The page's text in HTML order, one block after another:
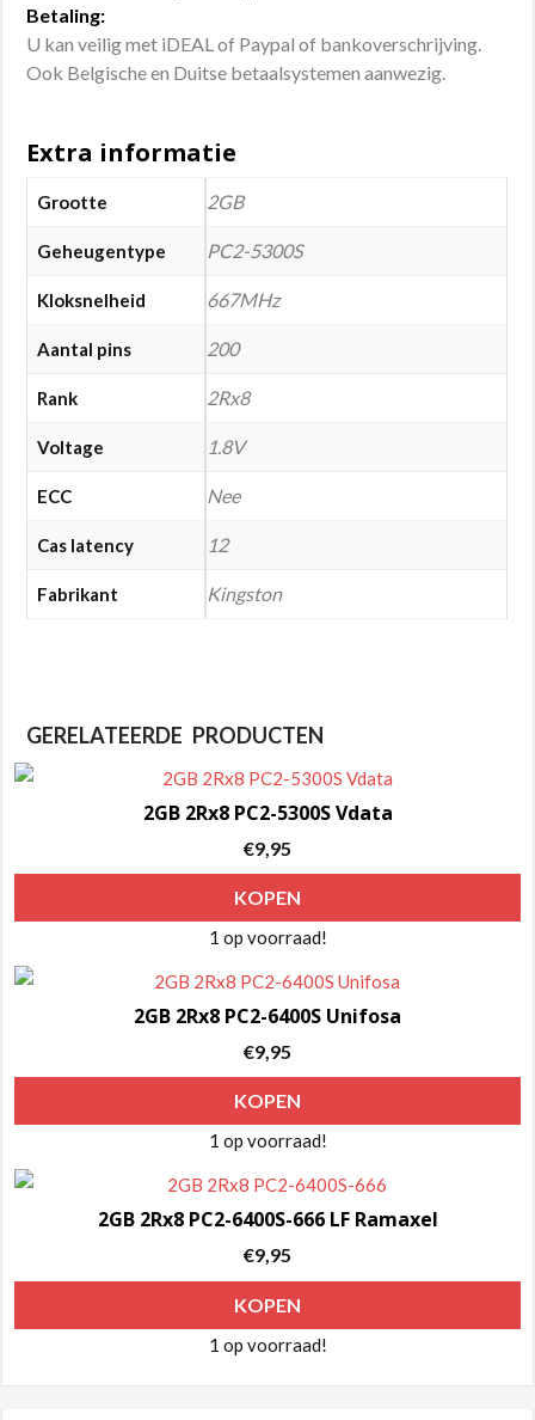
Betaling:
U kan veilig met iDEAL of Paypal of bankoverschrijving.
Ook Belgische en Duitse betaalsystemen aanwezig.
Extra informatie
Grootte 2GB
Geheugentype PC2-5300S
Kloksnelheid 667MHz
Aantal pins 200
Rank 2Rx8
Voltage 1.8V
ECC Nee
Cas latency 12
Fabrikant Kingston
GERELATEERDE PRODUCTEN
2GB 2Rx8 PC2-5300S Vdata
€9,95
KOPEN
1 op voorraad!
2GB 2Rx8 PC2-6400S Unifosa
€9,95
KOPEN
1 op voorraad!
2GB 2Rx8 PC2-6400S-666 LF Ramaxel
€9,95
KOPEN
1 op voorraad!